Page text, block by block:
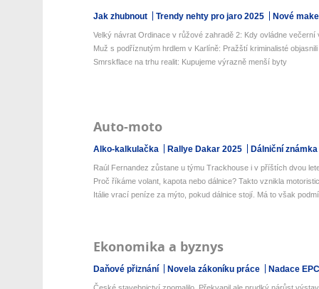
Jak zhubnout Trendy nehty pro jaro 2025 Nové
Velký návrat Ordinace v růžové zahradě 2: Kdy ovládne večerní
Muž s podříznutým hrdlem v Karlíně: Pražští kriminalisté objasnili
Smrskflace na trhu realit: Kupujeme výrazně menší byty
Auto-moto
Alko-kalkulačka Rallye Dakar 2025 Dálniční známka
Raúl Fernandez zůstane u týmu Trackhouse i v příštích dvou
Proč říkáme volant, kapota nebo dálnice? Takto vznikla
Itálie vrací peníze za mýto, pokud dálnice stojí. Má to však
Ekonomika a byznys
Daňové přiznání Novela zákoníku práce Nadace
České stavebnictví zpomalilo. Překvapil ale prudký nárůst